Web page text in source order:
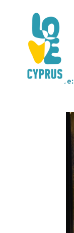
You are here: